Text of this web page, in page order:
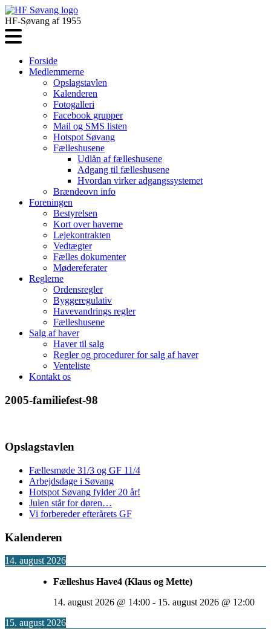
HF-Søvang af 1955
Forside
Medlemmerne
Opslagstavlen
Kalenderen
Fotogalleri
Facebook grupper
Mail og SMS listen
Hotspot Søvang
Fælleshusene
Udlån af fælleshusene
Adgang til fælleshusene
Hvordan virker adgangssystemet
Brændeovn info
Foreningen
Bestyrelsen
Kort over haverne
Lejekontrakten
Vedtægter
Fælles dokumenter
Mødereferater
Reglerne
Ordensregler
Byggeregulativ
Havevandrings regler
Fælleshusene
Salg af haver
Haver til salg
Regler og procedurer for salg af haver
Venteliste
Kontakt os
2005-familiefest-98
Opslagstavlen
Fællesmøde 31/3 og GF 11/4
Arbejdsdage i Søvang
Hotspot Søvang fylder 20 år!
Julen står for døren…
Vi forbereder efterårets GF
Kalenderen
14. august 2026
Fælleshus Have4 (Klaus og Mette)
14. august 2026 @ 14:00 - 15. august 2026 @ 12:00
15. august 2026